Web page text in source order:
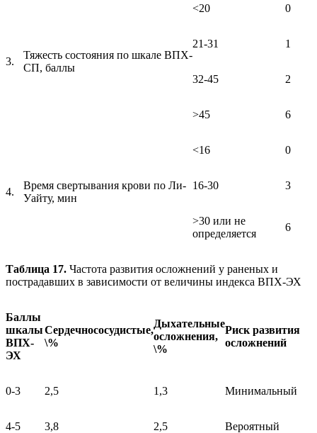
3.
Тяжесть состояния по шкале ВПХ-
СП, баллы
<20 0
21-31 1
32-45 2
>45 6
4.
Время свертывания крови по Ли-
Уайту, мин
<16 0
16-30 3
>30 или не
определяется
6
Таблица 17. Частота развития осложнений у раненых и
пострадавших в зависимости от величины индекса ВПХ-ЭХ
Баллы
шкалы
ВПХ-
ЭХ
Сердечнососудистые,
\%
Дыхательные
осложнения,
\%
Риск развития
осложнений
0-3 2,5 1,3 Минимальный
4-5 3,8 2,5 Вероятный